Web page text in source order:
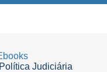
Judiciária